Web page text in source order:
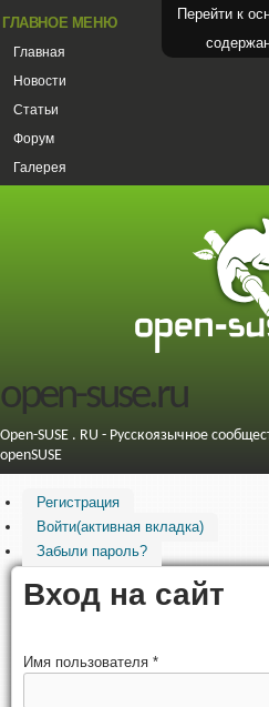
Перейти к
ГЛАВНОЕ МЕНЮ
Главная
Новости
Статьи
Форум
Галерея
open-suse.ru
Open-SUSE . RU - Русскоязычное
openSUSE
Регистрация
Войти(активная вкладка)
Забыли пароль?
Вход на сайт
Имя пользователя *